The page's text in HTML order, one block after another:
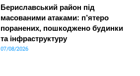
Бериславський район під
масованими атаками: п’ятеро
поранених, пошкоджено будинки
та інфраструктуру
07/08/2026